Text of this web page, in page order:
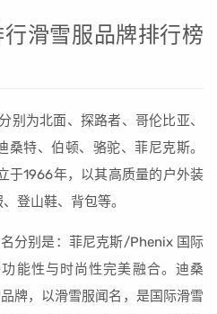
滑雪服品牌排行榜
别为北面、探路者、哥伦比亚、
特、伯顿、骆驼、菲尼克斯。
于1966年，以其高质量的户外装
登山鞋、背包等。
分别是：菲尼克斯/Phenix 国际
能性与时尚性完美融合。迪桑
牌，以滑雪服闻名，是国际滑雪